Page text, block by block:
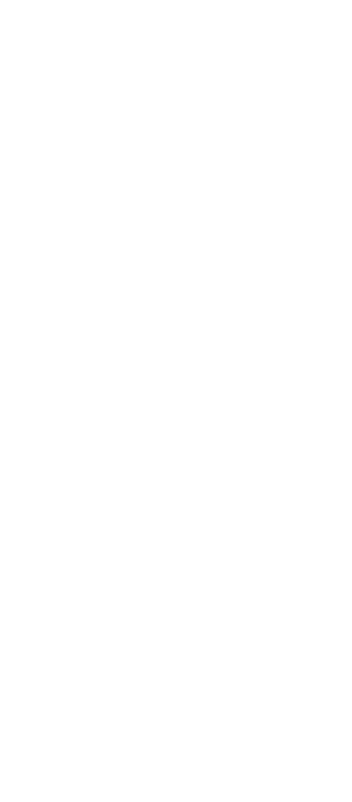
ようお願いしま
ズにご登録され
です。
ず変更すること
) : 1000ppm、
、
ない年数を意
可)を取得する
要な手段を講じ
、取り引きをい
ムロン制御